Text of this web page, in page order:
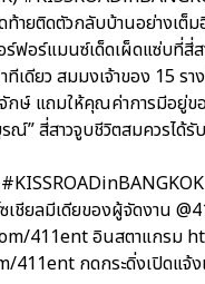
ดท้ายติดตัวกลับบ้านอย่าง
ฟอร์แมนซ์เด็ดเผ็ดแซ่บที่สี่
ทีเดียว สมมงเจ้าของ 15
กษ์ แถมให้คุณค่าการมีอยู่
ณ์” สี่สาวจูบชีวิตสมควรได้
เชียลมีเดียของผู้จัดงาน
411ent อินสตาแกรม
กดกระดิ่งเปิดแจ้ง